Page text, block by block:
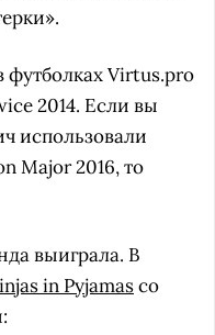
футболках Virtus.pro
2014. Если вы
использовали
Major 2016, то
выиграла. В
in Pyjamasсо